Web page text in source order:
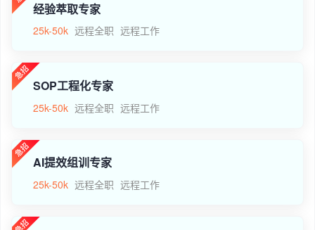
经验萃取专家
25k-50k 远程全职 远程工作
SOP工程化专家
25k-50k 远程全职 远程工作
AI提效组训专家
25k-50k 远程全职 远程工作